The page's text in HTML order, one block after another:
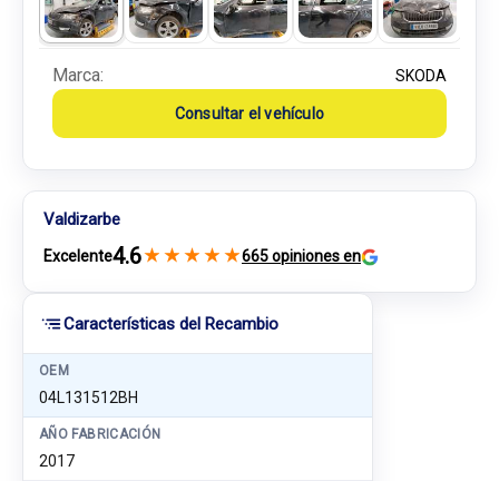
Características del Recambio
OEM
04L131512BH
AÑO FABRICACIÓN
2017
Marca: SKODA
Consultar el vehículo
Valdizarbe
Excelente4.6★ ★ ★ ★ ★665 opiniones en